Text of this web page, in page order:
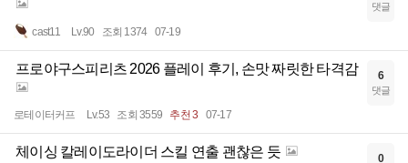
cast11 Lv.90 조회 1374 07-19
댓글
프로야구스피리츠 2026 플레이 후기, 손맛 짜릿한 타격감
로테이터커프 Lv.53 조회 3559 추천 3 07-17
6
댓글
체이싱 칼레이도라이더 스킬 연출 괜찮은 듯 0